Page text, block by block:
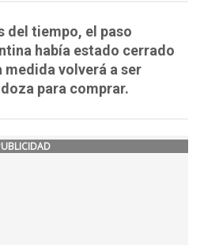
del tiempo, el paso
había estado cerrado
medida volverá a ser
para comprar.